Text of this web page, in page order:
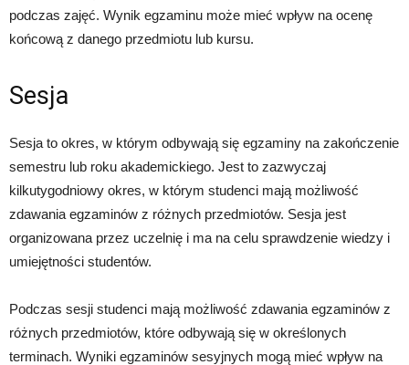
podczas zajęć. Wynik egzaminu może mieć wpływ na ocenę
końcową z danego przedmiotu lub kursu.
Sesja
Sesja to okres, w którym odbywają się egzaminy na zakończenie
semestru lub roku akademickiego. Jest to zazwyczaj
kilkutygodniowy okres, w którym studenci mają możliwość
zdawania egzaminów z różnych przedmiotów. Sesja jest
organizowana przez uczelnię i ma na celu sprawdzenie wiedzy i
umiejętności studentów.
Podczas sesji studenci mają możliwość zdawania egzaminów z
różnych przedmiotów, które odbywają się w określonych
terminach. Wyniki egzaminów sesyjnych mogą mieć wpływ na